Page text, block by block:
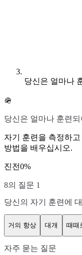
당신은 얼마나
🪖
당신은 얼마나 훈련
자기 훈련을 측정하
방법을 배우십시오.
진전0%
8의 질문 1
당신의 자기 훈련에
거의 항상 대개 때때
자주 묻는 질문